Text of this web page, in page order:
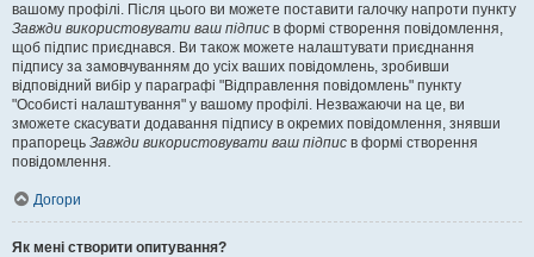
вашому профілі. Після цього ви можете поставити галочку напроти пункту
Завжди використовувати ваш підпис в формі створення повідомлення,
щоб підпис приєднався. Ви також можете налаштувати приєднання
підпису за замовчуванням до усіх ваших повідомлень, зробивши
відповідний вибір у параграфі "Відправлення повідомлень" пункту
"Особисті налаштування" у вашому профілі. Незважаючи на це, ви
зможете скасувати додавання підпису в окремих повідомлення, знявши
прапорець Завжди використовувати ваш підпис в формі створення
повідомлення.
Догори
Як мені створити опитування?